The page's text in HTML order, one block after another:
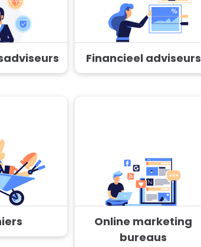
Financieel adviseurs
Online marketing
bureaus